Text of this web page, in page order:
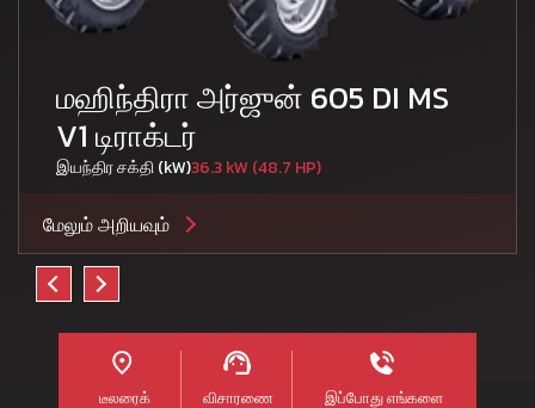
மஹிந்திரா அர்ஜுன் 605 DI MS
V1 டிராக்டர்
இயந்திர சக்தி (kW)36.3 kW (48.7 HP)
மேலும் அறியவும்
டீலரைக்
விசாரணை
இப்போது எங்களை